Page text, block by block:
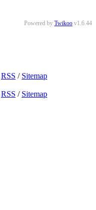
Powered by Twikoo v1.6.44
RSS / Sitemap
RSS / Sitemap